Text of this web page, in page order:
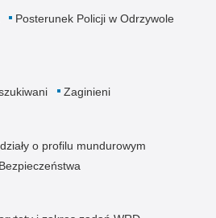
Posterunek Policji w Odrzywole
Zaginieni
o profilu mundurowym